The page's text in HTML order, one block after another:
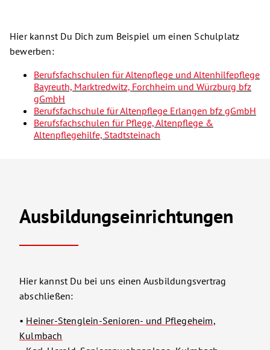
Hier kannst Du Dich zum Beispiel um einen Schulplatz
bewerben:
Berufsfachschulen für Altenpflege und Altenhilfepflege
Bayreuth, Marktredwitz, Forchheim und Würzburg bfz
gGmbH
Berufsfachschule für Altenpflege Erlangen bfz gGmbH
Berufsfachschulen für Pflege, Altenpflege &
Altenpflegehilfe, Stadtsteinach
Ausbildungseinrichtungen
Hier kannst Du bei uns einen Ausbildungsvertrag
abschließen:
• Heiner-Stenglein-Senioren- und Pflegeheim,
Kulmbach